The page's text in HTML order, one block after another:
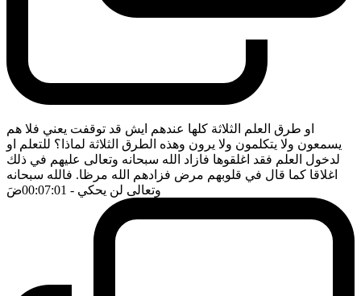
او طرق العلم الثلاثة كلها عندهم ايش قد توقفت يعني فلا هم
يسمعون ولا يتكلمون ولا يرون وهذه الطرق الثلاثة لماذا؟ للتعلم او
لدخول العلم فقد اغلقوها فازاد الله سبحانه وتعالى عليهم في ذلك
اغلاقا كما قال في قلوبهم مرض فزادهم الله مرظا. فالله سبحانه
وتعالى لن يحكي - 00:07:01 ضَ